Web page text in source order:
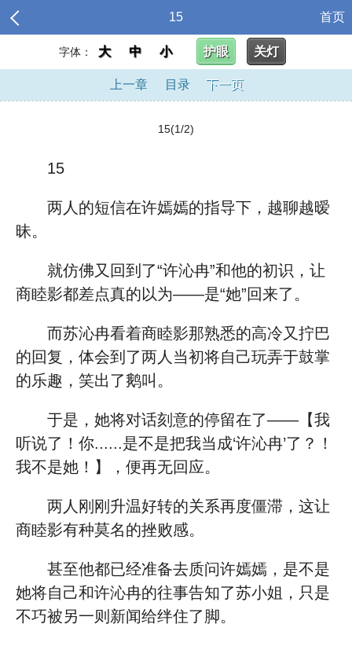
15 首页
字体： 大 中 小 护眼 关灯
上一章 目录 下一页
15(1/2)
15
两人的短信在许嫣嫣的指导下，越聊越暧
昧。
就仿佛又回到了“许沁冉”和他的初识，让
商睦影都差点真的以为——是“她”回来了。
而苏沁冉看着商睦影那熟悉的高冷又拧巴
的回复，体会到了两人当初将自己玩弄于鼓掌
的乐趣，笑出了鹅叫。
于是，她将对话刻意的停留在了——【我
听说了！你......是不是把我当成‘许沁冉’了？！
我不是她！】，便再无回应。
两人刚刚升温好转的关系再度僵滞，这让
商睦影有种莫名的挫败感。
甚至他都已经准备去质问许嫣嫣，是不是
她将自己和许沁冉的往事告知了苏小姐，只是
不巧被另一则新闻给绊住了脚。